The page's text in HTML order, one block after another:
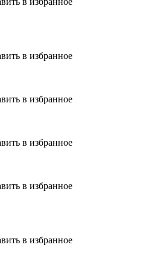
в избранное
в избранное
в избранное
в избранное
в избранное